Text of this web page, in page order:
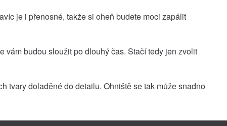
je i přenosné, takže si oheň budete moci zapálit
vám budou sloužit po dlouhý čas. Stačí tedy jen zvolit
tvary doladěné do detailu. Ohniště se tak může snadno